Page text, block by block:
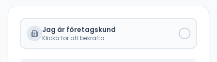
Jag är företagskund
Klicka för att bekräfta